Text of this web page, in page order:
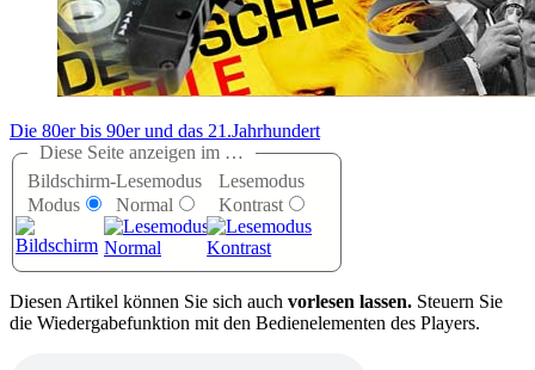
Die 80er bis 90er und das 21.Jahrhundert
Diese Seite anzeigen im …
Bildschirm-
Modus
Lesemodus
Normal
Lesemodus
Kontrast
Diesen Artikel können Sie sich auch vorlesen lassen. Steuern Sie
die Wiedergabefunktion mit den Bedienelementen des Players.